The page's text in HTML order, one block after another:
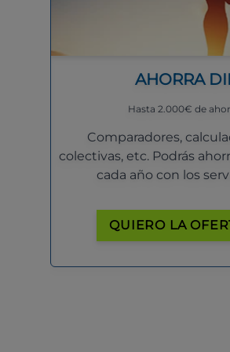
AHORRA
Hasta 2.000€ de
Comparadores,
colectivas, etc. Podrás
cada año con los
QUIERO LA